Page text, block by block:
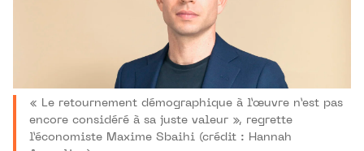
« Le retournement démographique à l’œuvre n’est pas
encore considéré à sa juste valeur », regrette
l’économiste Maxime Sbaihi (crédit : Hannah